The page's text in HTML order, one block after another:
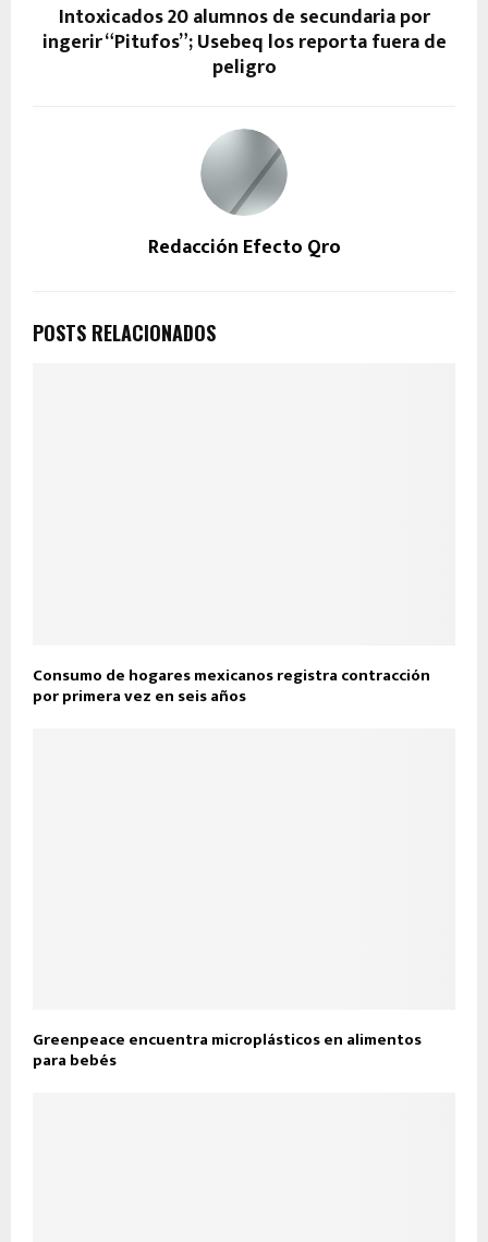
Intoxicados 20 alumnos de secundaria por
ingerir “Pitufos”; Usebeq los reporta fuera de
peligro
Redacción Efecto Qro
POSTS RELACIONADOS
Consumo de hogares mexicanos registra contracción
por primera vez en seis años
Greenpeace encuentra microplásticos en alimentos
para bebés